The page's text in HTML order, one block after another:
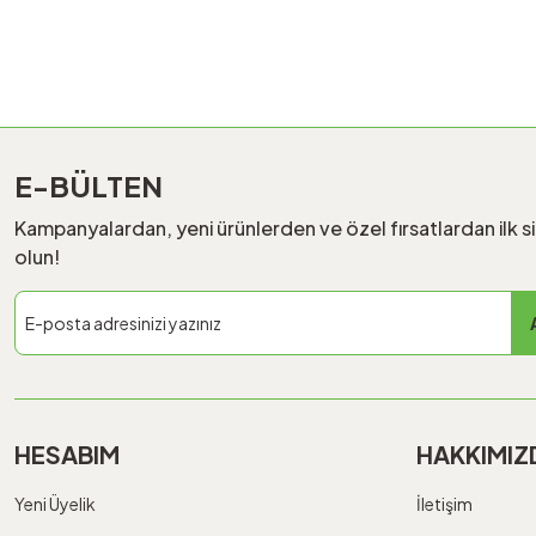
E-BÜLTEN
Kampanyalardan, yeni ürünlerden ve özel fırsatlardan ilk
olun!
HESABIM
Yeni Üyelik İletişim